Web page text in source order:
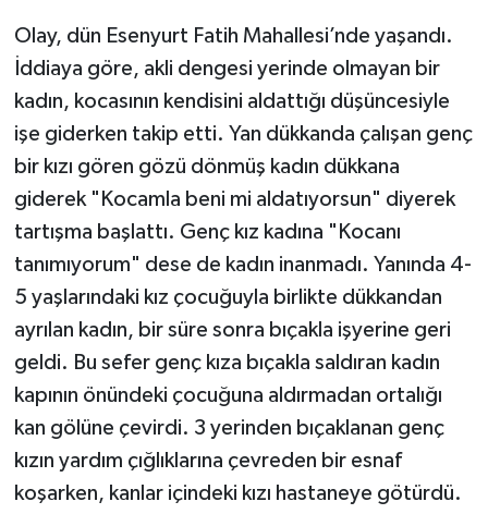
Olay, dün Esenyurt Fatih Mahallesi’nde yaşandı.
İddiaya göre, akli dengesi yerinde olmayan bir
kadın, kocasının kendisini aldattığı düşüncesiyle
işe giderken takip etti. Yan dükkanda çalışan genç
bir kızı gören gözü dönmüş kadın dükkana
giderek "Kocamla beni mi aldatıyorsun" diyerek
tartışma başlattı. Genç kız kadına "Kocanı
tanımıyorum" dese de kadın inanmadı. Yanında 4-
5 yaşlarındaki kız çocuğuyla birlikte dükkandan
ayrılan kadın, bir süre sonra bıçakla işyerine geri
geldi. Bu sefer genç kıza bıçakla saldıran kadın
kapının önündeki çocuğuna aldırmadan ortalığı
kan gölüne çevirdi. 3 yerinden bıçaklanan genç
kızın yardım çığlıklarına çevreden bir esnaf
koşarken, kanlar içindeki kızı hastaneye götürdü.